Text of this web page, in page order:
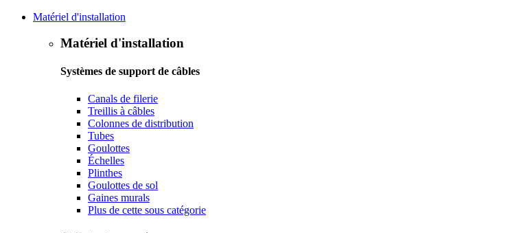
Matériel d'installation
Matériel d'installation
Systèmes de support de câbles
Canals de filerie
Treillis à câbles
Colonnes de distribution
Tubes
Goulottes
Échelles
Plinthes
Goulottes de sol
Gaines murals
Plus de cette sous catégorie